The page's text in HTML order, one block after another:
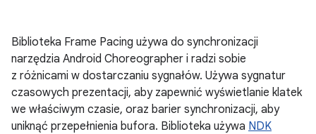
Biblioteka Frame Pacing używa do synchronizacji
narzędzia Android Choreographer i radzi sobie
z różnicami w dostarczaniu sygnałów. Używa sygnatur
czasowych prezentacji, aby zapewnić wyświetlanie klatek
we właściwym czasie, oraz barier synchronizacji, aby
uniknąć przepełnienia bufora. Biblioteka używa NDK